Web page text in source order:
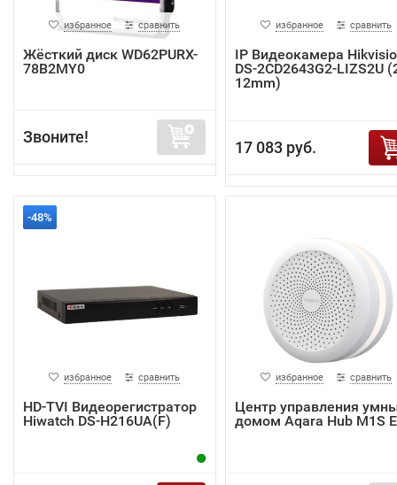
избранное сравнить
Жёсткий диск WD62PURX-
78B2MY0
Звоните!
избранное сравнить
IP Видеокамера
DS-2CD2643G2-LIZS2U
12mm)
17 083 руб.
-48%
избранное сравнить
HD-TVI Видеорегистратор
Hiwatch DS-H216UA(F)
избранное сравнить
Центр управления
домом Aqara Hub M1S